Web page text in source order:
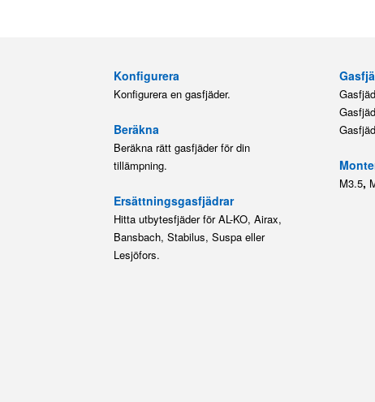
Konfigurera
Konfigurera en gasfjäder.
Beräkna
Beräkna rätt gasfjäder för din
tillämpning.
Ersättningsgasfjädrar
Hitta utbytesfjäder för AL-KO, Airax,
Bansbach, Stabilus, Suspa eller
Lesjöfors.
M3.5,